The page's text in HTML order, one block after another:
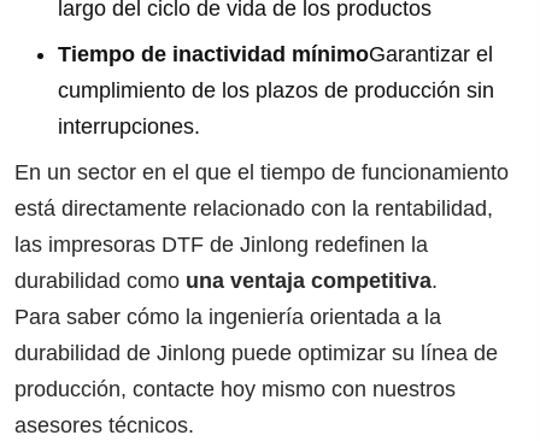
largo del ciclo de vida de los productos
Tiempo de inactividad mínimoGarantizar el
cumplimiento de los plazos de producción sin
interrupciones.
En un sector en el que el tiempo de funcionamiento
está directamente relacionado con la rentabilidad,
las impresoras DTF de Jinlong redefinen la
durabilidad como una ventaja competitiva.
Para saber cómo la ingeniería orientada a la
durabilidad de Jinlong puede optimizar su línea de
producción, contacte hoy mismo con nuestros
asesores técnicos.